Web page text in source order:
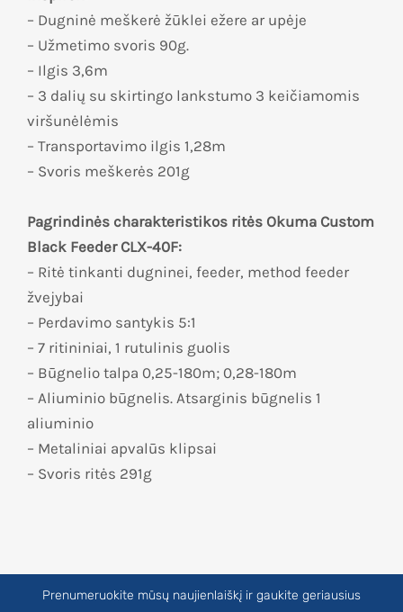
– Dugninė meškerė žūklei ežere ar upėje
– Užmetimo svoris 90g.
– Ilgis 3,6m
– 3 dalių su skirtingo lankstumo 3 keičiamomis
viršunėlėmis
– Transportavimo ilgis 1,28m
– Svoris meškerės 201g
Pagrindinės charakteristikos ritės Okuma Custom
Black Feeder CLX-40F:
– Ritė tinkanti dugninei, feeder, method feeder
žvejybai
– Perdavimo santykis 5:1
– 7 ritininiai, 1 rutulinis guolis
– Būgnelio talpa 0,25-180m; 0,28-180m
– Aliuminio būgnelis. Atsarginis būgnelis 1
aliuminio
– Metaliniai apvalūs klipsai
– Svoris ritės 291g
Prenumeruokite mūsų naujienlaiškį ir gaukite geriausius